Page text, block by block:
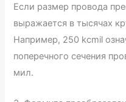
Если размер провода
выражается в тысячах
Например, 250 kcmil
поперечного сечения
мил.